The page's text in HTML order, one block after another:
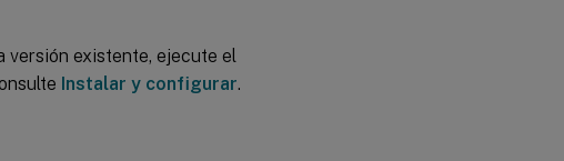
versión existente, ejecute el
Instalar y configurar.